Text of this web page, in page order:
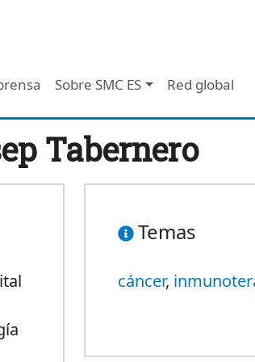
Sobre SMC ES Red global
Tabernero
Temas
cáncer,